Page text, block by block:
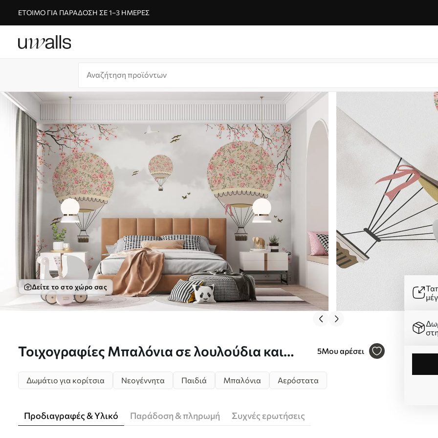
ΈΤΟΙΜΟ ΓΙΑ ΠΑΡΆΔΟΣΗ ΣΕ 1–3 ΗΜΈΡΕΣ
Δείτε το στο χώρο σας
Τοιχογραφίες Μπαλόνια σε λουλούδια και
5Μου αρέσει
Δωμάτιο για κορίτσια Νεογέννητα Παιδιά Μπαλόνια Αερόστατα
Προδιαγραφές & Υλικό Παράδοση & πληρωμή Συχνές ερωτήσεις